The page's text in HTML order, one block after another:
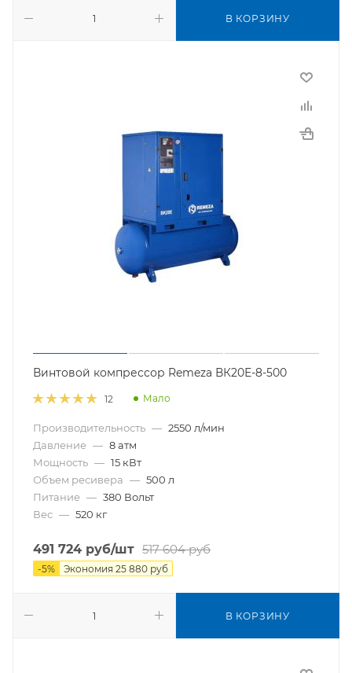
В КОРЗИНУ
Винтовой компрессор Remeza ВК20Е-8-500
12 Мало
Производительность — 2550 л/мин
Давление — 8 атм
Мощность — 15 кВт
Объем ресивера — 500 л
Питание — 380 Вольт
Вес — 520 кг
491 724 руб/шт 517 604руб
-5% Экономия 25 880 руб
В КОРЗИНУ